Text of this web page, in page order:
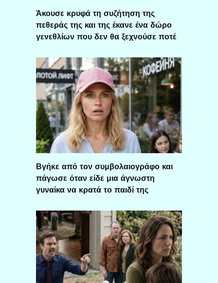
Άκουσε κρυφά τη συζήτηση της
πεθεράς της και της έκανε ένα δώρο
γενεθλίων που δεν θα ξεχνούσε ποτέ
Βγήκε από τον συμβολαιογράφο και
πάγωσε όταν είδε μια άγνωστη
γυναίκα να κρατά το παιδί της